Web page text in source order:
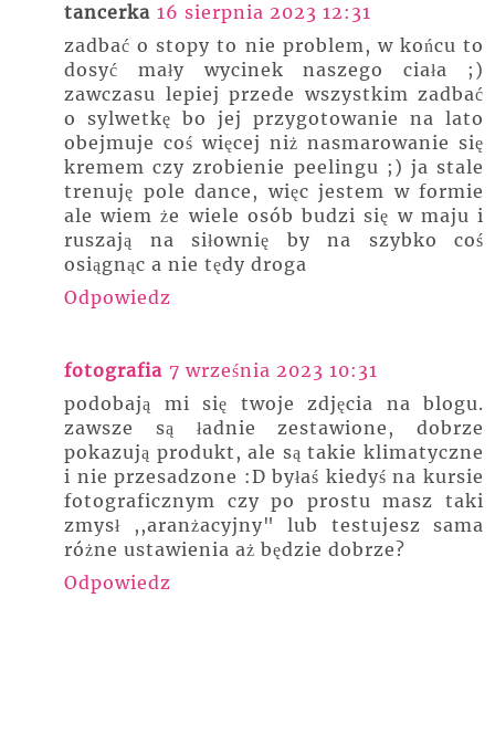
tancerka 16 sierpnia 2023 12:31
zadbać o stopy to nie problem, w końcu to
dosyć mały wycinek naszego ciała ;)
zawczasu lepiej przede wszystkim zadbać
o sylwetkę bo jej przygotowanie na lato
obejmuje coś więcej niż nasmarowanie się
kremem czy zrobienie peelingu ;) ja stale
trenuję pole dance, więc jestem w formie
ale wiem że wiele osób budzi się w maju i
ruszają na siłownię by na szybko coś
osiągnąc a nie tędy droga
Odpowiedz
fotografia 7 września 2023 10:31
podobają mi się twoje zdjęcia na blogu.
zawsze są ładnie zestawione, dobrze
pokazują produkt, ale są takie klimatyczne
i nie przesadzone :D byłaś kiedyś na kursie
fotograficznym czy po prostu masz taki
zmysł ,,aranżacyjny" lub testujesz sama
różne ustawienia aż będzie dobrze?
Odpowiedz